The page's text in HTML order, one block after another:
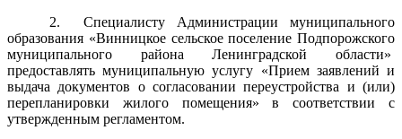
2. Специалисту Администрации муниципального
образования «Винницкое сельское поселение Подпорожского
муниципального района Ленинградской области»
предоставлять муниципальную услугу «Прием заявлений и
выдача документов о согласовании переустройства и (или)
перепланировки жилого помещения» в соответствии с
утвержденным регламентом.